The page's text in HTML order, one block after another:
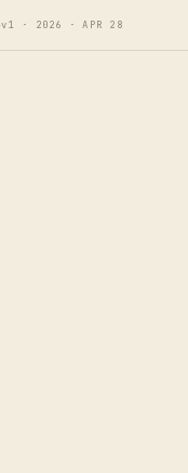
v1 · 2026 · APR 28